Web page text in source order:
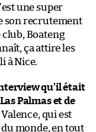
une super
son recrutement
club, Boateng
ça attire les
à Nice.
qu’il était
Palmas et de
Valence, qui est
monde, en tout